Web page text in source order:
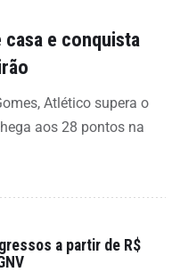
e conquista
Atlético supera o
aos 28 pontos na
a partir de R$